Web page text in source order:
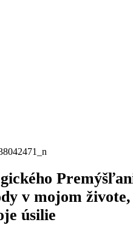
v mojom
úsilie